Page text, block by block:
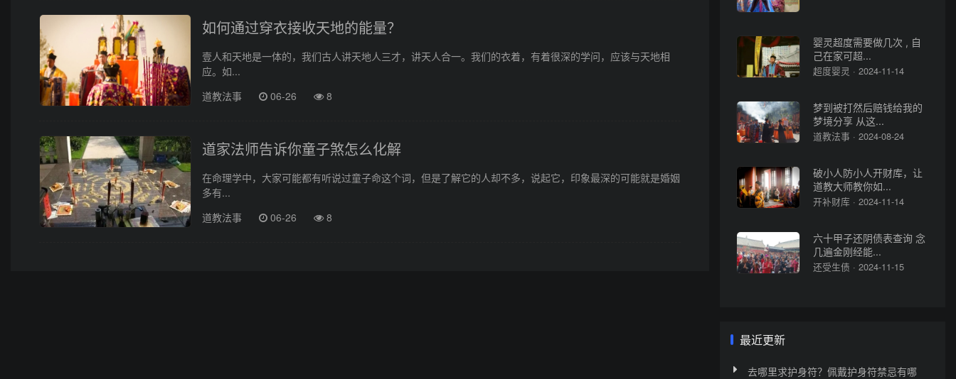
如何通过穿衣接收天地的能量？
壹人和天地是一体的，我们古人讲天地人三才，讲天人合一。我们的衣着，有着很深的学问，应该与天地相
应。如...
道教法事
06-26 8
道家法师告诉你童子煞怎么化解
在命理学中，大家可能都有听说过童子命这个词，但是了解它的人却不多，说起它，印象最深的可能就是婚姻
多有...
道教法事
06-26 8
婴灵超度需要做几次 , 自
己在家可超...
超度婴灵 · 2024-11-14
梦到被打然后赔钱给我的
梦境分享 从这...
道教法事 · 2024-08-24
破小人防小人开财库，让
道教大师教你如...
开补财库 · 2024-11-14
六十甲子还阴债表查询 念
几遍金刚经能...
还受生债 · 2024-11-15
最近更新
去哪里求护身符？佩戴护身符禁忌有哪